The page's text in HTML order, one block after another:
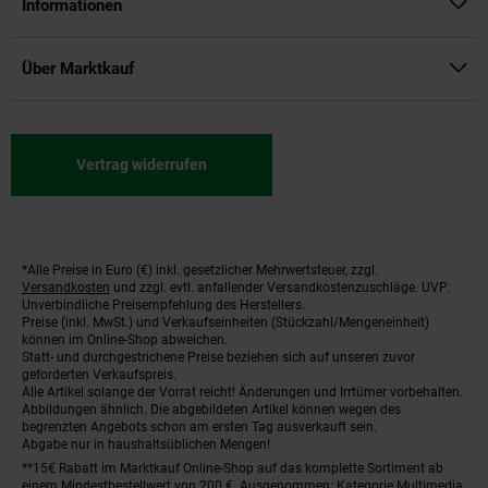
Informationen
Über Marktkauf
Vertrag widerrufen
Fußnoten
*Alle Preise in Euro (€) inkl. gesetzlicher Mehrwertsteuer, zzgl.
Versandkosten und zzgl. evtl. anfallender Versandkostenzuschläge. UVP:
Unverbindliche Preisempfehlung des Herstellers.
Preise (inkl. MwSt.) und Verkaufseinheiten (Stückzahl/Mengeneinheit)
können im Online-Shop abweichen.
Statt- und durchgestrichene Preise beziehen sich auf unseren zuvor
geforderten Verkaufspreis.
Alle Artikel solange der Vorrat reicht! Änderungen und Irrtümer vorbehalten.
Abbildungen ähnlich. Die abgebildeten Artikel können wegen des
begrenzten Angebots schon am ersten Tag ausverkauft sein.
Abgabe nur in haushaltsüblichen Mengen!
**15€ Rabatt im Marktkauf Online-Shop auf das komplette Sortiment ab